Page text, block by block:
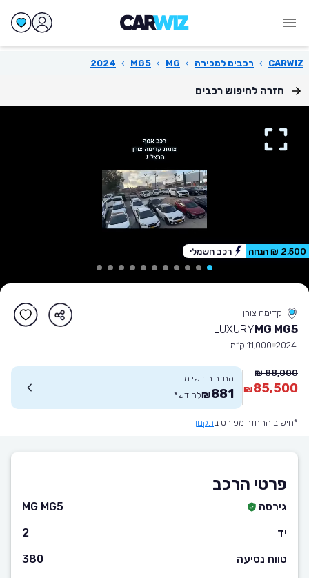
CARWIZ
› רכבים למכירה ›
MG
›
MG5
›
2024
חזרה לחיפוש רכבים
2,500 ₪ הנחה רכב חשמלי
קדימה צורן
MG MG5
LUXURY
2024 11,000 ק״מ
88,000 ₪
85,500
₪
החזר חודשי מ-
881
₪לחודש*
*חישוב ההחזר מפורט בתקנון
פרטי הרכב
גירסה
MG MG5
יד
2
טווח נסיעה
380